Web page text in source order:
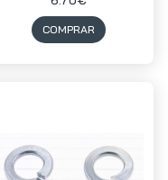
COMPRAR